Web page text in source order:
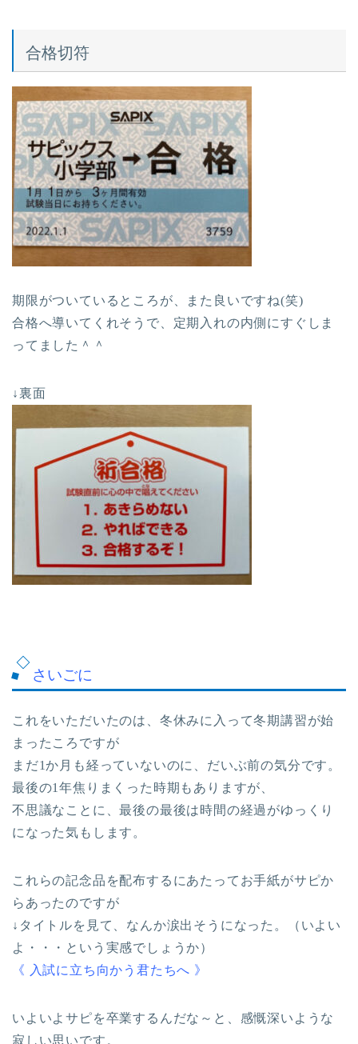
合格切符
期限がついているところが、また良いですね(笑)
合格へ導いてくれそうで、定期入れの内側にすぐしま
ってました＾＾
↓裏面
さいごに
これをいただいたのは、冬休みに入って冬期講習が始
まったころですが
まだ1か月も経っていないのに、だいぶ前の気分です。
最後の1年焦りまくった時期もありますが、
不思議なことに、最後の最後は時間の経過がゆっくり
になった気もします。
これらの記念品を配布するにあたってお手紙がサピか
らあったのですが
↓タイトルを見て、なんか涙出そうになった。（いよい
よ・・・という実感でしょうか）
《 入試に立ち向かう君たちへ 》
いよいよサピを卒業するんだな～と、感慨深いような
寂しい思いです。